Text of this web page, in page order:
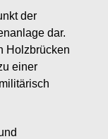
der
dar.
Holzbrücken
einer